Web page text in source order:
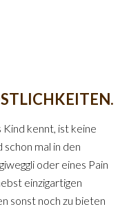
Kind kennt, ist keine
mal in den
oder eines Pain
einzigartigen
sonst noch zu bieten